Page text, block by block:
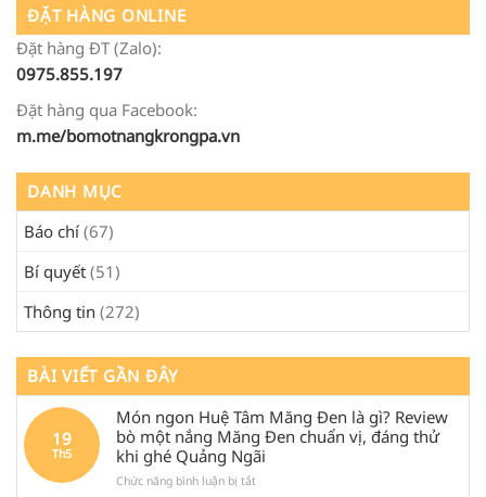
ĐẶT HÀNG ONLINE
Đặt hàng ĐT (Zalo):
0975.855.197
Đặt hàng qua Facebook:
m.me/bomotnangkrongpa.vn
DANH MỤC
Báo chí (67)
Bí quyết (51)
Thông tin (272)
BÀI VIẾT GẦN ĐÂY
19
Th5
Món ngon Huệ Tâm Măng Đen là gì? Review
bò một nắng Măng Đen chuẩn vị, đáng thử
khi ghé Quảng Ngãi
Chức năng bình luận bị tắtở